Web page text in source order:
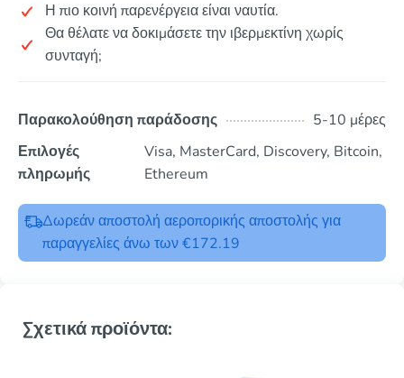
Η πιο κοινή παρενέργεια είναι ναυτία.
Θα θέλατε να δοκιμάσετε την ιβερμεκτίνη χωρίς
συνταγή;
Παρακολούθηση παράδοσης
5-10 μέρες
Επιλογές
πληρωμής
Visa, MasterCard, Discovery, Bitcoin,
Ethereum
Δωρεάν αποστολή αεροπορικής αποστολής για
παραγγελίες άνω των €172.19
Σχετικά προϊόντα: